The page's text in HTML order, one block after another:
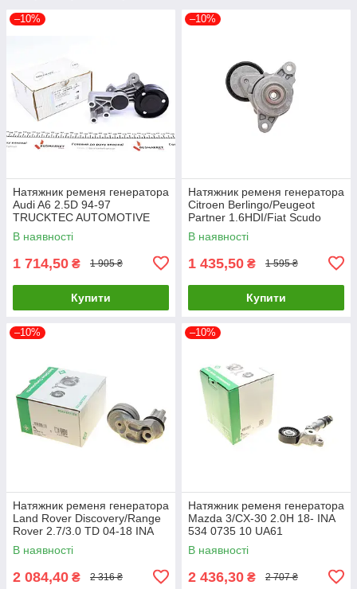
–10%
Натяжник ременя генератора
Audi A6 2.5D 94-97
TRUCKTEC AUTOMOTIVE
07.19.215 UA61
В наявності
1 714,50 ₴ 1 905 ₴
Купити
–10%
Натяжник ременя генератора
Citroen Berlingo/Peugeot
Partner 1.6HDI/Fiat Scudo
1.6D INA 534 0795 10 UA61
В наявності
1 435,50 ₴ 1 595 ₴
Купити
–10%
Натяжник ременя генератора
Land Rover Discovery/Range
Rover 2.7/3.0 TD 04-18 INA
534 0635 10 UA61
В наявності
2 084,40 ₴ 2 316 ₴
–10%
Натяжник ременя генератора
Mazda 3/CX-30 2.0H 18- INA
534 0735 10 UA61
В наявності
2 436,30 ₴ 2 707 ₴